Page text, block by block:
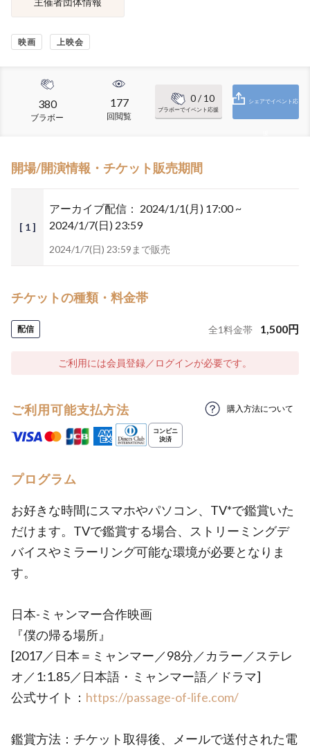
映画 上映会
380
ブラボー
177
回閲覧
0/ 10
ブラボーでイベント応援
シェアでイベント応
開場/開演情報・チケット販売期間
[ 1 ]
アーカイブ配信： 2024/1/1(月) 17:00 ~
2024/1/7(日) 23:59
2024/1/7(日) 23:59まで販売
チケットの種類・料金帯
配信 全1料金帯 1,500円
ご利用には会員登録／ログインが必要です。
ご利用可能支払方法 購入方法について
プログラム
お好きな時間にスマホやパソコン、TV*で鑑賞いた
だけます。TVで鑑賞する場合、ストリーミングデ
バイスやミラーリング可能な環境が必要となりま
す。
日本-ミャンマー合作映画
『僕の帰る場所』
[2017／日本＝ミャンマー／98分／カラー／ステレ
オ／1:1.85／日本語・ミャンマー語／ドラマ]
公式サイト： https://passage-of-life.com/
鑑賞方法：チケット取得後、メールで送付された電